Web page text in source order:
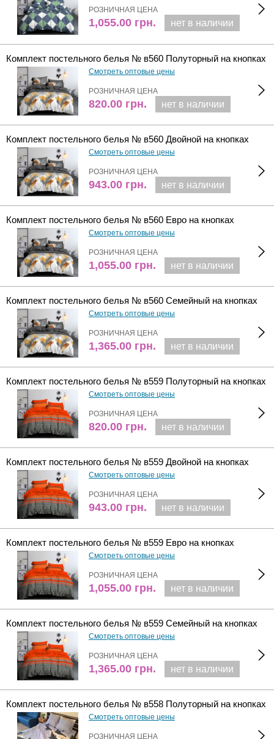
РОЗНИЧНАЯ ЦЕНА
1,055.00 грн. нет в наличии
Комплект постельного белья № в560 Полуторный на кнопках
Смотреть оптовые цены
РОЗНИЧНАЯ ЦЕНА
820.00 грн. нет в наличии
Комплект постельного белья № в560 Двойной на кнопках
Смотреть оптовые цены
РОЗНИЧНАЯ ЦЕНА
943.00 грн. нет в наличии
Комплект постельного белья № в560 Евро на кнопках
Смотреть оптовые цены
РОЗНИЧНАЯ ЦЕНА
1,055.00 грн. нет в наличии
Комплект постельного белья № в560 Семейный на кнопках
Смотреть оптовые цены
РОЗНИЧНАЯ ЦЕНА
1,365.00 грн. нет в наличии
Комплект постельного белья № в559 Полуторный на кнопках
Смотреть оптовые цены
РОЗНИЧНАЯ ЦЕНА
820.00 грн. нет в наличии
Комплект постельного белья № в559 Двойной на кнопках
Смотреть оптовые цены
РОЗНИЧНАЯ ЦЕНА
943.00 грн. нет в наличии
Комплект постельного белья № в559 Евро на кнопках
Смотреть оптовые цены
РОЗНИЧНАЯ ЦЕНА
1,055.00 грн. нет в наличии
Комплект постельного белья № в559 Семейный на кнопках
Смотреть оптовые цены
РОЗНИЧНАЯ ЦЕНА
1,365.00 грн. нет в наличии
Комплект постельного белья № в558 Полуторный на кнопках
Смотреть оптовые цены
РОЗНИЧНАЯ ЦЕНА